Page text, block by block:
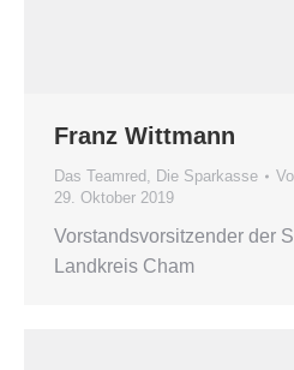
Franz Wittmann
Das Teamred , Die Sparkasse
29. Oktober 2019
Vorstandsvorsitzender der
Landkreis Cham